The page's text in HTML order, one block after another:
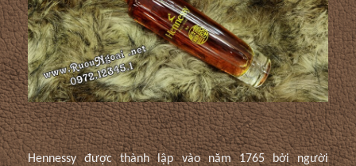
Hennessy được thành lập vào năm 1765 bởi người